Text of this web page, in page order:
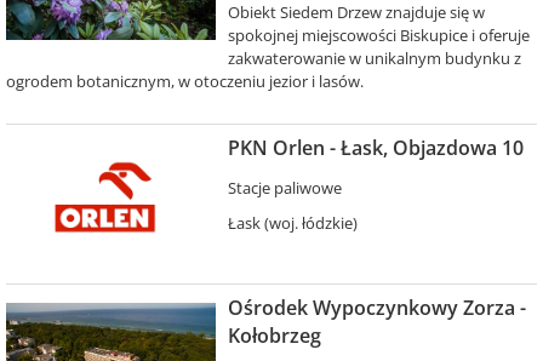
Obiekt Siedem Drzew znajduje się w
spokojnej miejscowości Biskupice i oferuje
zakwaterowanie w unikalnym budynku z
ogrodem botanicznym, w otoczeniu jezior i lasów.
PKN Orlen - Łask, Objazdowa 10
Stacje paliwowe
Łask (woj. łódzkie)
Ośrodek Wypoczynkowy Zorza -
Kołobrzeg